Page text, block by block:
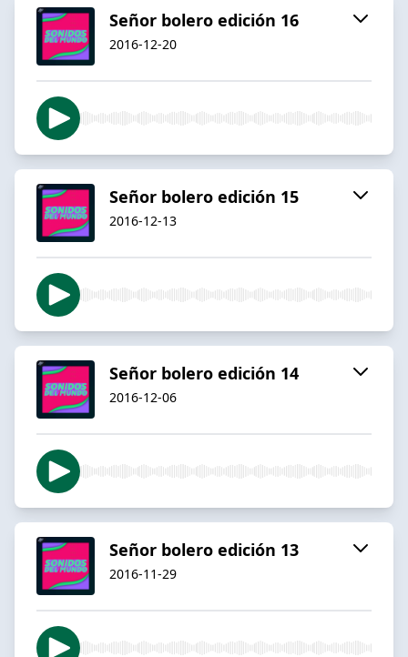
Señor bolero edición 16
2016-12-20
Señor bolero edición 15
2016-12-13
Señor bolero edición 14
2016-12-06
Señor bolero edición 13
2016-11-29